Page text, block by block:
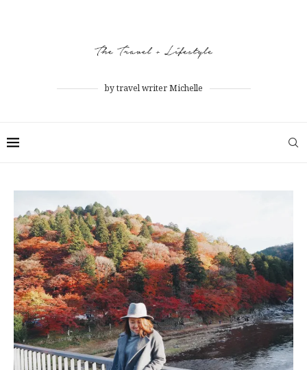
by travel writer Michelle